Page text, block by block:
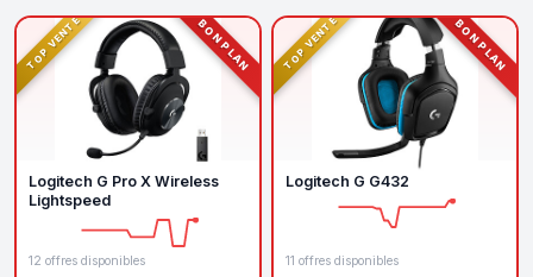
TOP VENTE BON PLAN
Logitech G Pro X Wireless
Lightspeed
12 offres disponibles
TOP VENTE BON PLAN
Logitech G G432
11 offres disponibles